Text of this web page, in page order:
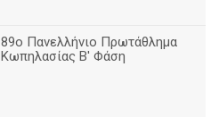
89o Πανελλήνιο Πρωτάθλημα
Κωπηλασίας Β' Φάση